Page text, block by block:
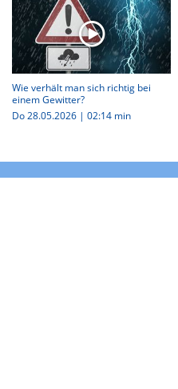
Wie verhält man sich richtig bei
einem Gewitter?
Do 28.05.2026 | 02:14 min